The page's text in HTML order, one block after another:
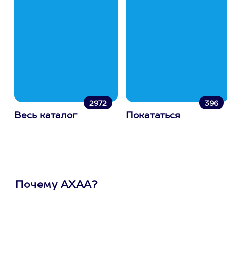
2972
Весь каталог
396
Покататься
Почему АХАА?